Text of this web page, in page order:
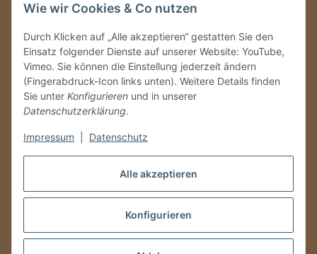
Alle akzeptieren
Konfigurieren
Wie wir Cookies & Co nutzen
Durch Klicken auf „Alle akzeptieren“ gestatten Sie den
Einsatz folgender Dienste auf unserer Website: YouTube,
Vimeo. Sie können die Einstellung jederzeit ändern
(Fingerabdruck-Icon links unten). Weitere Details finden
Sie unter Konfigurieren und in unserer
Datenschutzerklärung.
Impressum Datenschutz
Vertrag widerrufen
* Alle Preise inkl. gesetzlicher USt., zzgl.Versand